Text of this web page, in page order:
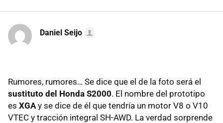
Daniel Seijo
Rumores, rumores… Se dice que el de la foto será el
sustituto del Honda S2000. El nombre del prototipo
es XGAy se dice de él que tendría un motor V8 o V10
VTEC y tracción integral SH-AWD. La verdad sorprende